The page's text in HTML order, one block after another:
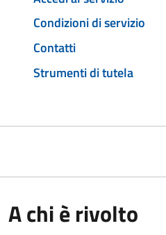
Condizioni di servizio
Contatti
Strumenti di tutela
A chi è rivolto